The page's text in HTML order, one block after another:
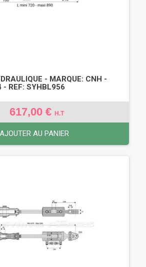
- MARQUE: CNH -
- REF: SYHBL956
617,00 € H.T
AJOUTER AU PANIER